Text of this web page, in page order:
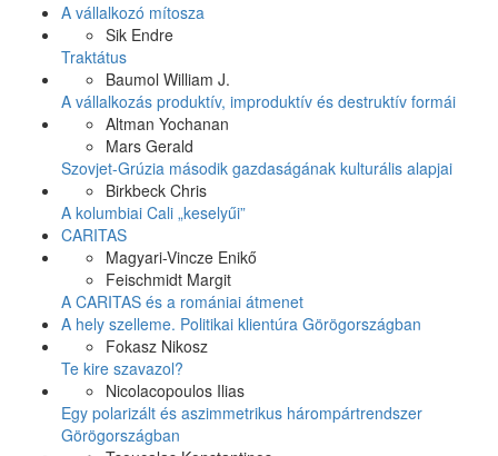
A vállalkozó mítosza
Sik Endre
Traktátus
Baumol William J.
A vállalkozás produktív, improduktív és destruktív formái
Altman Yochanan
Mars Gerald
Szovjet-Grúzia második gazdaságának kulturális alapjai
Birkbeck Chris
A kolumbiai Cali „keselyűi”
CARITAS
Magyari-Vincze Enikő
Feischmidt Margit
A CARITAS és a romániai átmenet
A hely szelleme. Politikai klientúra Görögországban
Fokasz Nikosz
Te kire szavazol?
Nicolacopoulos Ilias
Egy polarizált és aszimmetrikus hárompártrendszer
Görögországban